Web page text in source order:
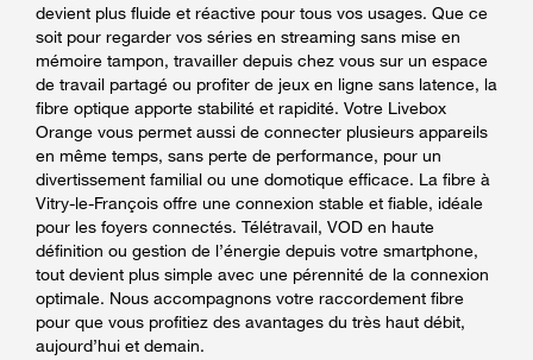
devient plus fluide et réactive pour tous vos usages. Que ce
soit pour regarder vos séries en streaming sans mise en
mémoire tampon, travailler depuis chez vous sur un espace
de travail partagé ou profiter de jeux en ligne sans latence, la
fibre optique apporte stabilité et rapidité. Votre Livebox
Orange vous permet aussi de connecter plusieurs appareils
en même temps, sans perte de performance, pour un
divertissement familial ou une domotique efficace. La fibre à
Vitry-le-François offre une connexion stable et fiable, idéale
pour les foyers connectés. Télétravail, VOD en haute
définition ou gestion de l’énergie depuis votre smartphone,
tout devient plus simple avec une pérennité de la connexion
optimale. Nous accompagnons votre raccordement fibre
pour que vous profitiez des avantages du très haut débit,
aujourd’hui et demain.